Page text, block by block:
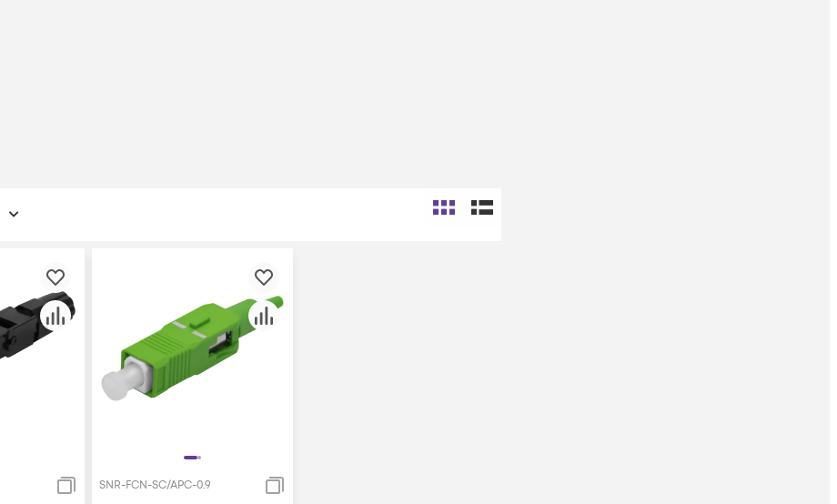
SNR-FCN-SC/APC-0.9